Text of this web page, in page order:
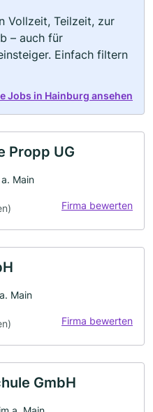
Vollzeit, Teilzeit, zur
– auch für
Einfach filtern
Jobs in Hainburg ansehen
Propp UG
Main
Firma bewerten
Main
Firma bewerten
GmbH